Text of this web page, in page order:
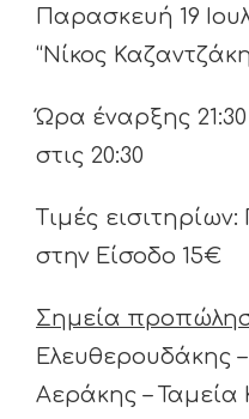
Παρασκευή 19
“Νίκος
Ώρα έναρξης
στις 20:30
Τιμές
στην Είσοδο 15€
Σημεία
Ελευθερουδάκης
Αεράκης –